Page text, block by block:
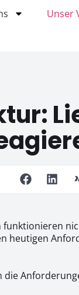
Unser
funktionieren
heutigen